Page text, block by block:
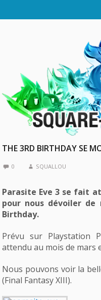
THE 3RD BIRTHDAY SE
0 SQUALLOU
Parasite Eve 3 se fait
pour nous dévoiler de
Birthday.
Prévu sur Playstation
attendu au mois de mars
Nous pouvons voir la
(Final Fantasy XIII).